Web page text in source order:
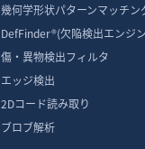
幾何学形状パターンマッチン
DefFinder®(欠陥検出エンジ
傷・異物検出フィルタ
エッジ検出
2Dコード読み取り
ブロブ解析